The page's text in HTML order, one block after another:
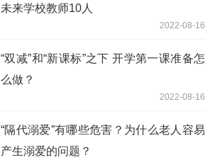
未来学校教师10人
2022-08-16
“双减”和“新课标”之下 开学第一课准备怎
么做？
2022-08-16
“隔代溺爱”有哪些危害？为什么老人容易
产生溺爱的问题？